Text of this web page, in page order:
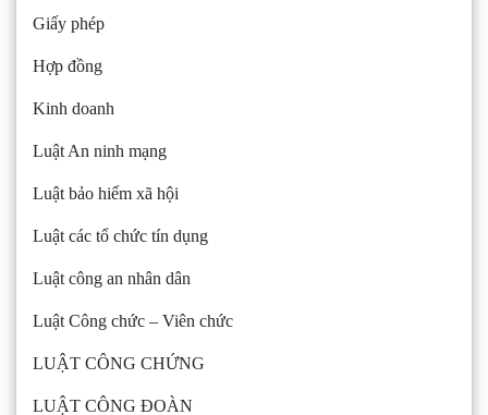
Giấy phép
Hợp đồng
Kinh doanh
Luật An ninh mạng
Luật bảo hiểm xã hội
Luật các tổ chức tín dụng
Luật công an nhân dân
Luật Công chức – Viên chức
LUẬT CÔNG CHỨNG
LUẬT CÔNG ĐOÀN